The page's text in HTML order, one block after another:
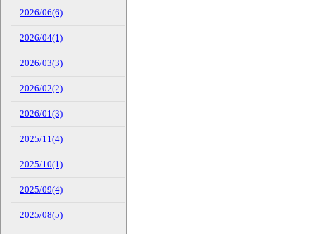
2026/06(6)
2026/04(1)
2026/03(3)
2026/02(2)
2026/01(3)
2025/11(4)
2025/10(1)
2025/09(4)
2025/08(5)